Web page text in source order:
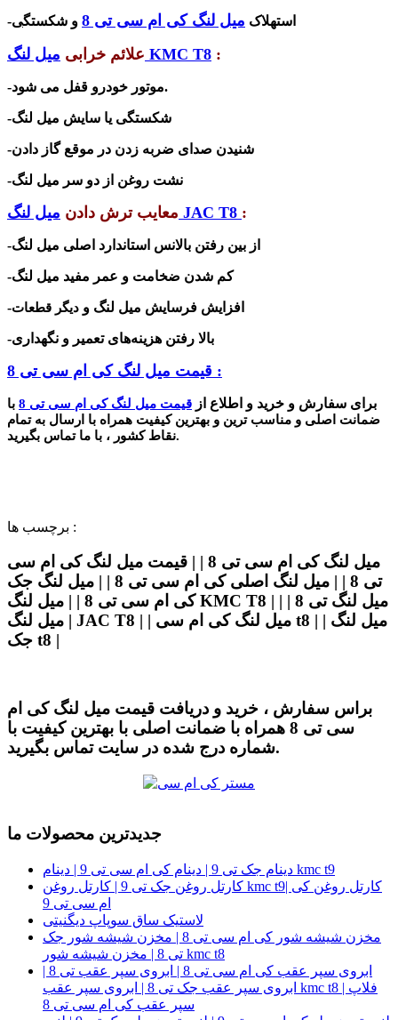
-استهلاک میل لنگ کی ام سی تی 8 و شکستگی
علائم خرابی میل لنگ KMC T8 :
-موتور خودرو قفل می شود.
-شکستگی یا سایش میل لنگ
-شنیدن صدای ضربه زدن در موقع گاز دادن
-نشت روغن‌ از دو سر میل لنگ
معایب ترش دادن میل لنگ JAC T8 :
-از بین رفتن بالانس استاندارد اصلی میل لنگ
-کم شدن ضخامت و عمر مفید میل لنگ
-افزایش فرسایش میل لنگ و دیگر قطعات
قیمت میل لنگ کی ام سی تی 8 :
برای سفارش و خرید و اطلاع از قیمت میل لنگ کی ام سی تی 8
با
ضمانت اصلی و مناسب ترین و بهترین کیفیت همراه با ارسال به تمام
نقاط کشور ، با ما تماس بگیرید.
برچسب ها :
میل لنگ کی ام سی تی 8 | | قیمت میل لنگ کی ام سی
تی 8 | | میل لنگ اصلی کی ام سی تی 8 | | میل لنگ جک
کی ام سی تی 8 | | میل لنگ KMC T8 | | میل لنگ تی 8 |
| میل لنگ JAC T8 | | میل لنگ کی ام سی t8 | | میل لنگ
جک t8 |
براس سفارش ، خرید و دریافت قیمت میل لنگ کی ام
سی تی 8 همراه با ضمانت اصلی با بهترین کیفیت با
شماره درج شده در سایت تماس بگیرید.
جدیدترین محصولات ما
دینام جک تی 9 | دینام کی ام سی تی 9 | دینام kmc t9
کارتل روغن جک تی 9 | کارتل روغن kmc t9| کارتل روغن کی
ام سی تی 9
لاستیک ساق سوپاپ دیگنیتی
مخزن شیشه شور کی ام سی تی 8 | مخزن شیشه شور جک
تی 8 | مخزن شیشه شور kmc t8
ابروی سپر عقب کی ام سی تی 8 | ابروی سپر عقب تی 8 |
ابروی سپر عقب جک تی 8 | ابروی سپر عقب kmc t8 | فلاپ
سپر عقب کی ام سی تی 8